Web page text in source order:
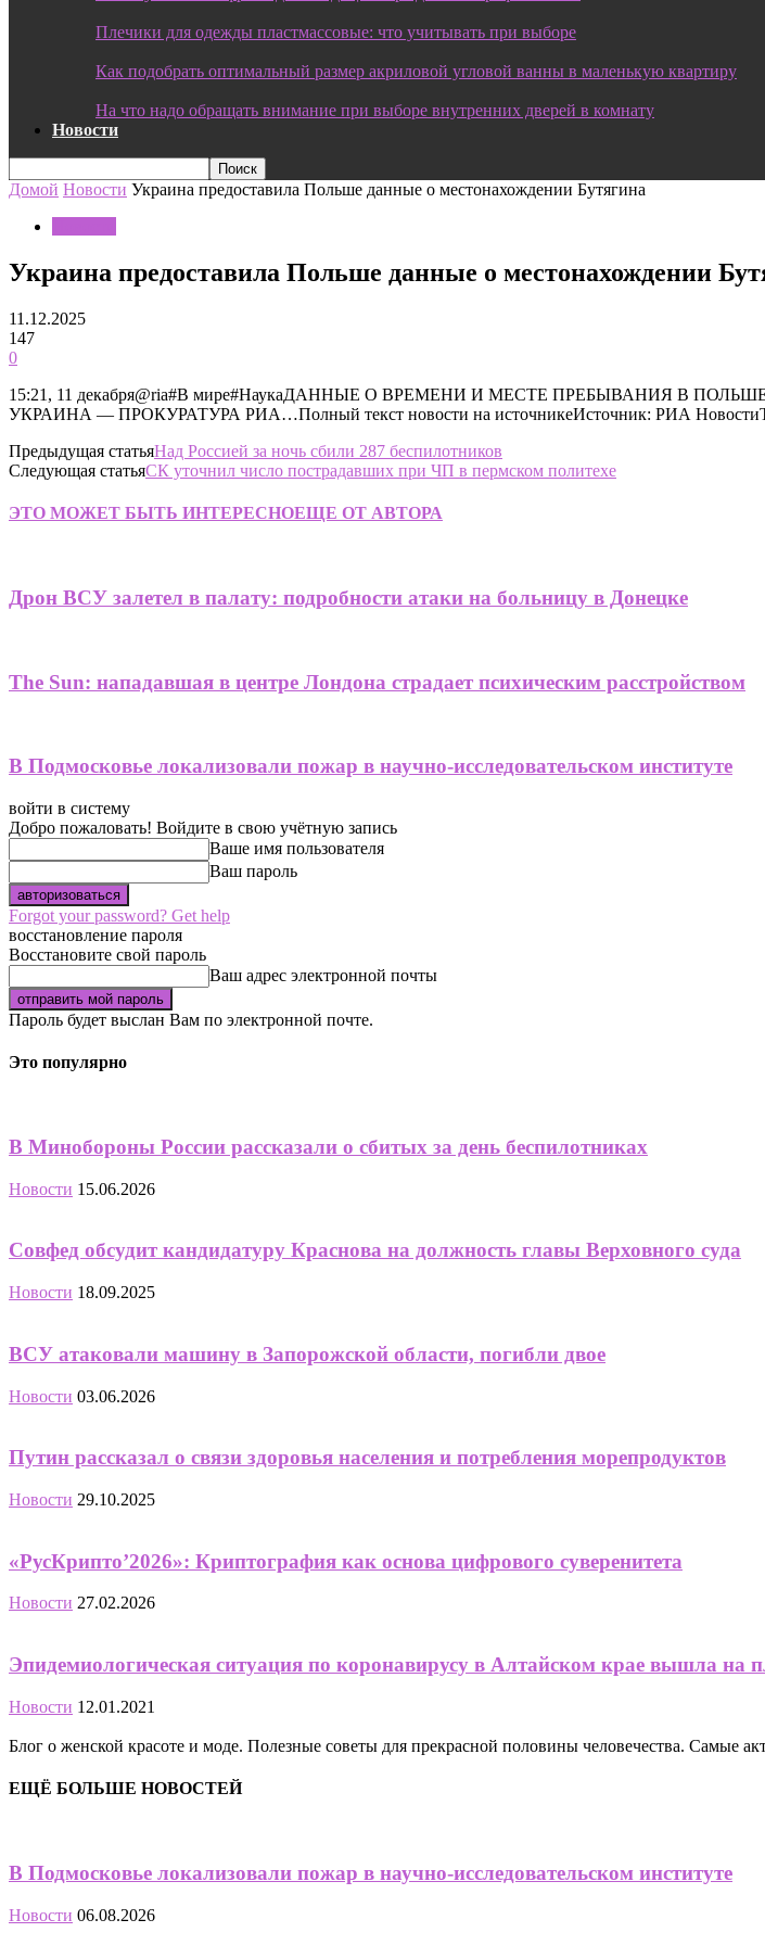
Плечики для одежды пластмассовые: что учитывать при выборе
Как подобрать оптимальный размер акриловой угловой ванны в маленькую квартиру
На что надо обращать внимание при выборе внутренних дверей в комнату
Новости
Домой Новости Украина предоставила Польше данные о местонахождении Бутягина
Украина предоставила Польше данные о местонахождении
11.12.2025
147
0
15:21, 11 декабря@ria#В мире#НаукаДАННЫЕ О ВРЕМЕНИ И МЕСТЕ ПРЕБЫВАНИЯ В
УКРАИНА — ПРОКУРАТУРА РИА…Полный текст новости на источникеИсточник: РИА
Предыдущая статьяНад Россией за ночь сбили 287 беспилотников
Следующая статьяСК уточнил число пострадавших при ЧП в пермском политехе
ЭТО МОЖЕТ БЫТЬ ИНТЕРЕСНОЕЩЕ ОТ АВТОРА
Дрон ВСУ залетел в палату: подробности атаки на больницу в Донецке
The Sun: нападавшая в центре Лондона страдает психическим расстройством
В Подмосковье локализовали пожар в научно-исследовательском институте
войти в систему
Добро пожаловать! Войдите в свою учётную запись
Ваше имя пользователя
Ваш пароль
Forgot your password? Get help
восстановление пароля
Восстановите свой пароль
Ваш адрес электронной почты
Пароль будет выслан Вам по электронной почте.
Это популярно
В Минобороны России рассказали о сбитых за день беспилотниках
Новости 15.06.2026
Совфед обсудит кандидатуру Краснова на должность главы Верховного суда
Новости 18.09.2025
ВСУ атаковали машину в Запорожской области, погибли двое
Новости 03.06.2026
Путин рассказал о связи здоровья населения и потребления морепродуктов
Новости 29.10.2025
«РусКрипто’2026»: Криптография как основа цифрового суверенитета
Новости 27.02.2026
Эпидемиологическая ситуация по коронавирусу в Алтайском крае вышла на
Новости 12.01.2021
Блог о женской красоте и моде. Полезные советы для прекрасной половины человечества. Самые
ЕЩЁ БОЛЬШЕ НОВОСТЕЙ
В Подмосковье локализовали пожар в научно-исследовательском институте
Новости 06.08.2026